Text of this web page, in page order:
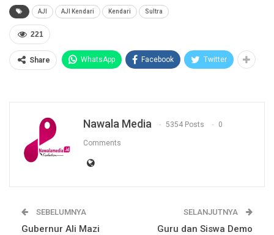
AJI AJI Kendari Kendari Sultra
221
Share WhatsApp Facebook Twitter
Nawala Media 5354 Posts 0
Comments
SEBELUMNYA
Gubernur Ali Mazi
SELANJUTNYA
Guru dan Siswa Demo